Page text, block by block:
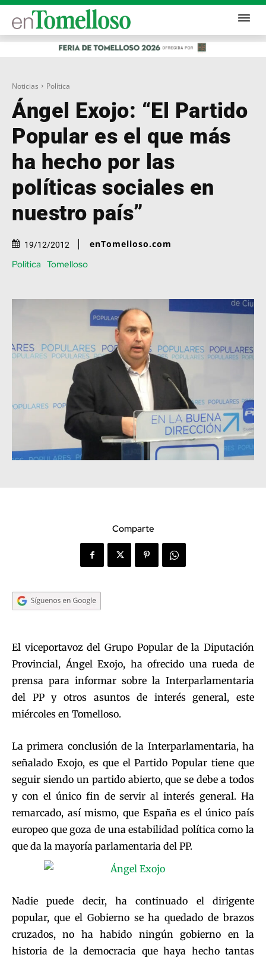
Noticias Política
Ángel Exojo: “El Partido
Popular es el que más
ha hecho por las
políticas sociales en
nuestro país”
19/12/2012 enTomelloso.com
Política Tomelloso
Comparte
El viceportavoz del Grupo Popular de la Diputación
Provincial, Ángel Exojo, ha ofrecido una rueda de
prensa para informar sobre la Interparlamentaria
del PP y otros asuntos de interés general, este
miércoles en Tomelloso.
La primera conclusión de la Interparlamentaria, ha
señalado Exojo, es que el Partido Popular tiene que
seguir siendo un partido abierto, que se debe a todos
y con el único fin de servir al interés general. Ha
remarcado, así mismo, que España es el único país
europeo que goza de una estabilidad política como la
que da la mayoría parlamentaria del PP.
Nadie puede decir, ha continuado el dirigente
popular, que el Gobierno se ha quedado de brazos
cruzados, no ha habido ningún gobierno en la
historia de la democracia que haya hecho tantas